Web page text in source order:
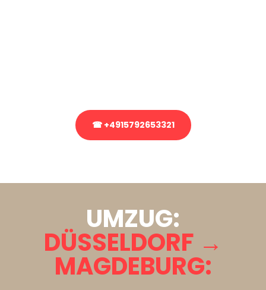
☎ +4915792653321
UMZUG:
DÜSSELDORF →
MAGDEBURG: